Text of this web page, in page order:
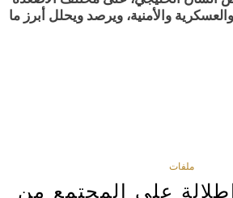
والأمنية، ويرصد ويحلل أبرز ما
ملفات
على المجتمع من